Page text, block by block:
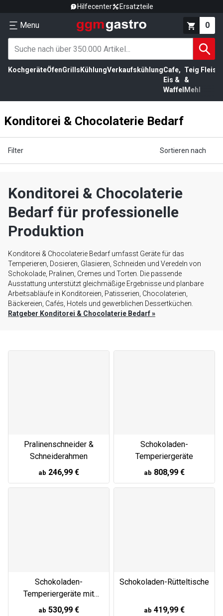
Hilfecenter Ersatzteile
Menu 0
KochgeräteÖfenGrills KühlungVerkaufskühlungCafe,
Eis &
Waffel
Teig
&
Mehl
Konditorei & Chocolaterie Bedarf
Filter Sortieren nach
Konditorei & Chocolaterie
Bedarf für professionelle
Produktion
Konditorei & Chocolaterie Bedarf umfasst Geräte für das
Temperieren, Dosieren, Glasieren, Schneiden und Veredeln von
Schokolade, Pralinen, Cremes und Torten. Die passende
Ausstattung unterstützt gleichmäßige Ergebnisse und planbare
Arbeitsabläufe in Konditoreien, Patisserien, Chocolaterien,
Bäckereien, Cafés, Hotels und gewerblichen Dessertküchen.
Ratgeber Konditorei & Chocolaterie Bedarf»
Pralinenschneider &
Schneiderahmen
ab 246,99 €
Schokoladen-
Temperiergeräte
ab 808,99 €
Schokoladen-
Temperiergeräte mit
Förderband
ab 530,99 €
Schokoladen-Rütteltische
ab 419,99 €